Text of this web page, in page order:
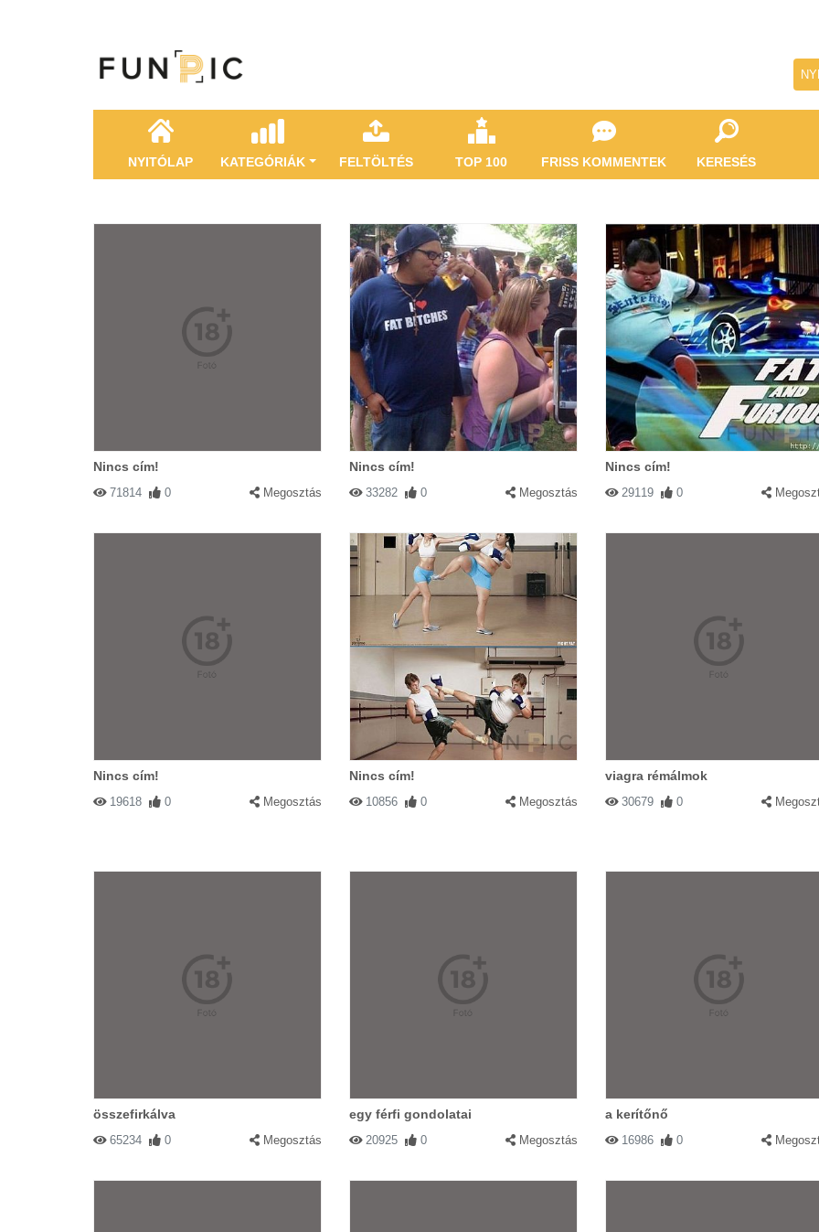
NYITÓLAP KATEGÓRIÁK FELTÖLTÉS TOP 100 FRISS KOMMENTEK KERESÉS
Nincs cím!
71814 0 Megosztás
Nincs cím!
33282 0 Megosztás
Nincs cím!
29119 0
Nincs cím!
19618 0 Megosztás
Nincs cím!
10856 0 Megosztás
viagra rémálmok
30679 0
összefirkálva
65234 0 Megosztás
egy férfi gondolatai
20925 0 Megosztás
a kerítőnő
16986 0